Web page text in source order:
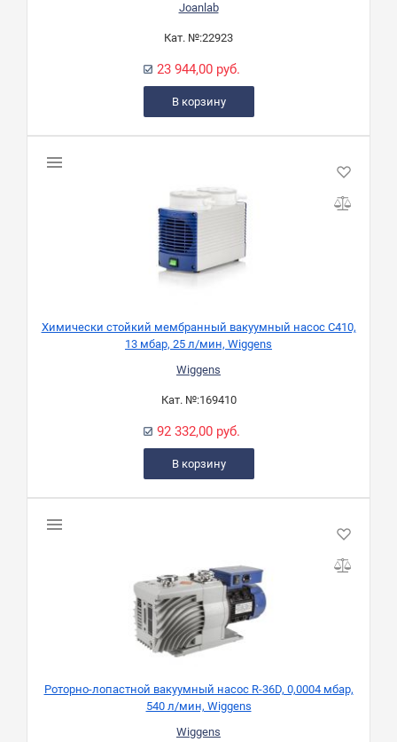
Joanlab
Кат. №:22923
23 944,00 руб.
В корзину
Химически стойкий мембранный вакуумный насос C410,
13 мбар, 25 л/мин, Wiggens
Wiggens
Кат. №:169410
92 332,00 руб.
В корзину
Роторно-лопастной вакуумный насос R-36D, 0,0004 мбар,
540 л/мин, Wiggens
Wiggens